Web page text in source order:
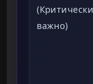
(Критически
важно)